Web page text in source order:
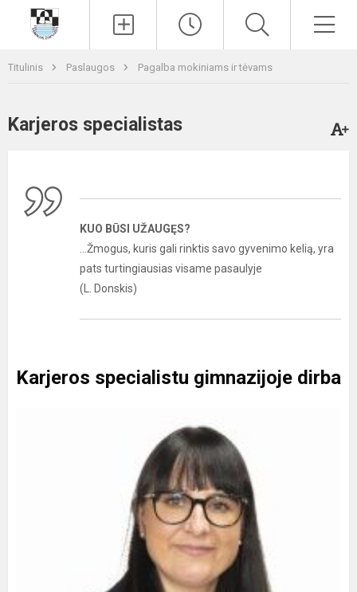
Titulinis Paslaugos Pagalba mokiniams ir tėvams
Karjeros specialistas
KUO BŪSI UŽAUGĘS?
...Žmogus, kuris gali rinktis savo gyvenimo kelią, yra
pats turtingiausias visame pasaulyje
(L. Donskis)
Karjeros specialistu gimnazijoje dirba